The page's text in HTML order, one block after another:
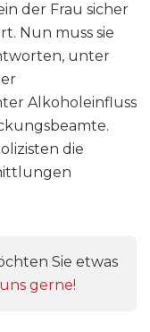
der Frau sicher
Nun muss sie
unter
Alkoholeinfluss
die
Sie etwas
gerne!